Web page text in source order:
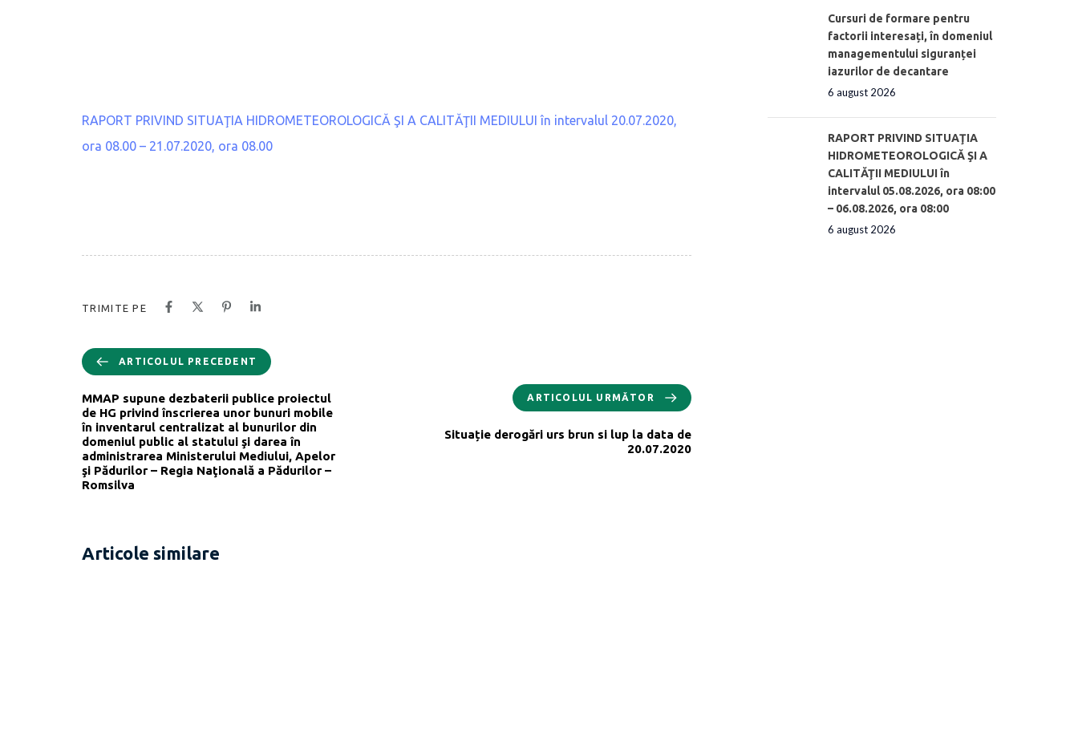
RAPORT PRIVIND SITUAŢIA HIDROMETEOROLOGICĂ ŞI A CALITĂŢII MEDIULUI în intervalul 20.07.2020,
ora 08.00 – 21.07.2020, ora 08.00
TRIMITE PE
ARTICOLUL PRECEDENT
MMAP supune dezbaterii publice proiectul
de HG privind înscrierea unor bunuri mobile
în inventarul centralizat al bunurilor din
domeniul public al statului şi darea în
administrarea Ministerului Mediului, Apelor
şi Pădurilor – Regia Naţională a Pădurilor –
Romsilva
ARTICOLUL URMĂTOR
Situație derogări urs brun si lup la data de
20.07.2020
Articole similare
Cursuri de formare pentru
factorii interesați, în domeniul
managementului siguranței
iazurilor de decantare
6 august 2026
RAPORT PRIVIND SITUAŢIA
HIDROMETEOROLOGICĂ ŞI A
CALITĂŢII MEDIULUI în
intervalul 05.08.2026, ora 08:00
– 06.08.2026, ora 08:00
6 august 2026